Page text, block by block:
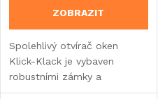
ZOBRAZIT
Spolehlivý otvírač oken
Klick-Klack je vybaven
robustními zámky a
umožňuje vám bez námahy